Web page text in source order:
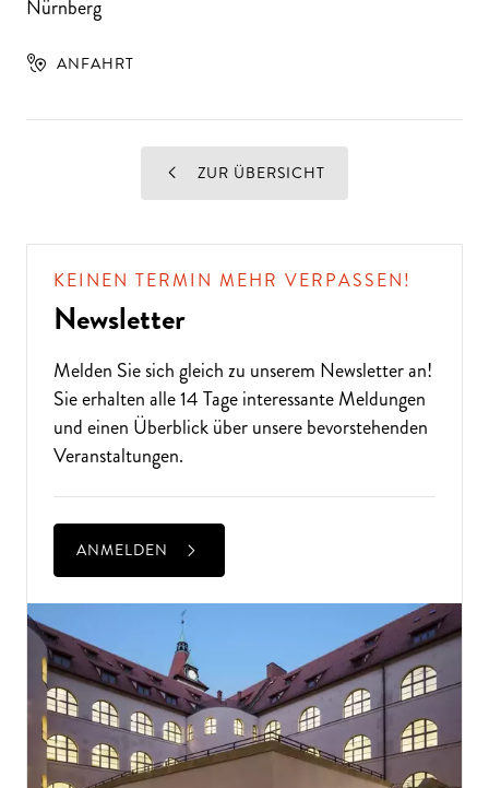
Nürnberg
ANFAHRT
ZUR ÜBERSICHT
KEINEN TERMIN MEHR VERPASSEN!
Newsletter
Melden Sie sich gleich zu unserem Newsletteran!
Sie erhalten alle 14 Tage interessante Meldungen
und einen Überblick über unsere bevorstehenden
Veranstaltungen.
ANMELDEN